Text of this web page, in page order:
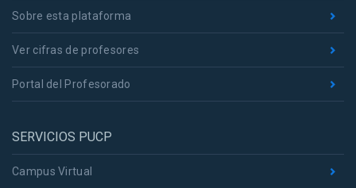
Sobre esta plataforma
Ver cifras de profesores
Portal del Profesorado
SERVICIOS PUCP
Campus Virtual